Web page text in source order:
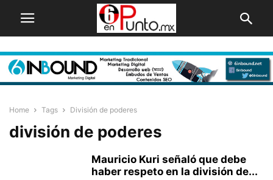
Home Tags División de poderes
división de poderes
Mauricio Kuri señaló que debe
haber respeto en la división de...